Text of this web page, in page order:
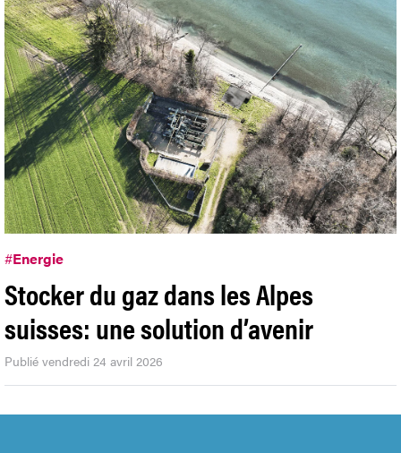
#Energie
Stocker du gaz dans les Alpes
suisses: une solution d’avenir
Publié vendredi 24 avril 2026